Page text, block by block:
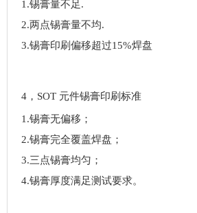
1.锡膏量不足.
2.两点锡膏量不均.
3.锡膏印刷偏移超过15%焊盘
4，SOT 元件锡膏印刷标准
1.锡膏无偏移；
2.锡膏完全覆盖焊盘；
3.三点锡膏均匀；
4.锡膏厚度满足测试要求。